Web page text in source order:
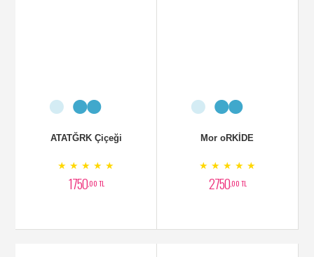
ATATĞRK Çiçeği
★ ★ ★ ★ ★
1750,00 TL
Mor oRKİDE
★ ★ ★ ★ ★
2750,00 TL